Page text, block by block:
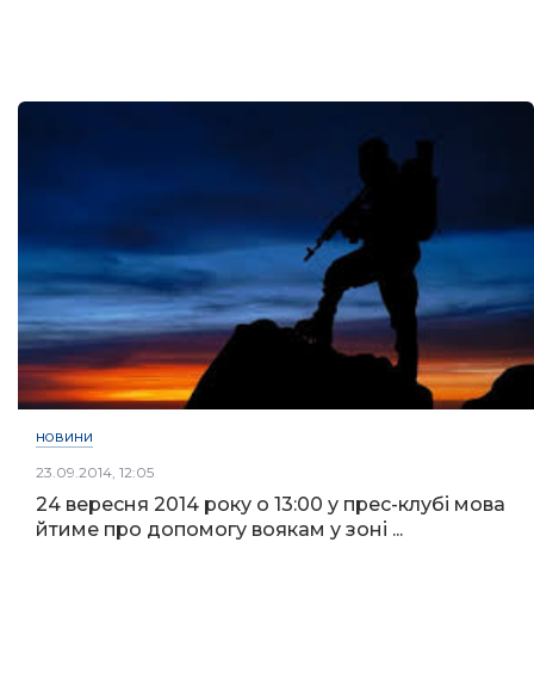
НОВИНИ
23.09.2014, 12:05
24 вересня 2014 року о 13:00 у прес-клубі мова
йтиме про допомогу воякам у зоні ...